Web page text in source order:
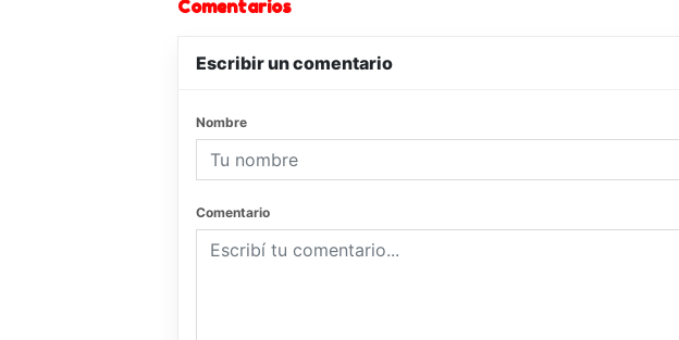
Comentarios
Escribir un comentario
Nombre
Comentario